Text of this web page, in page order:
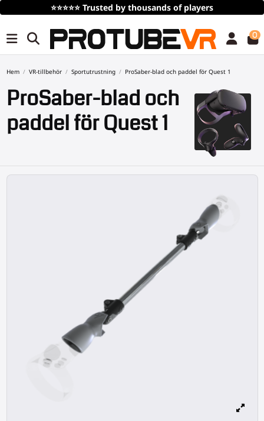
Gratis fraktvid köp över 100€/115$
0
Hem VR-tillbehör Sportutrustning ProSaber-blad och paddel för Quest 1
ProSaber-blad och
paddel för Quest 1